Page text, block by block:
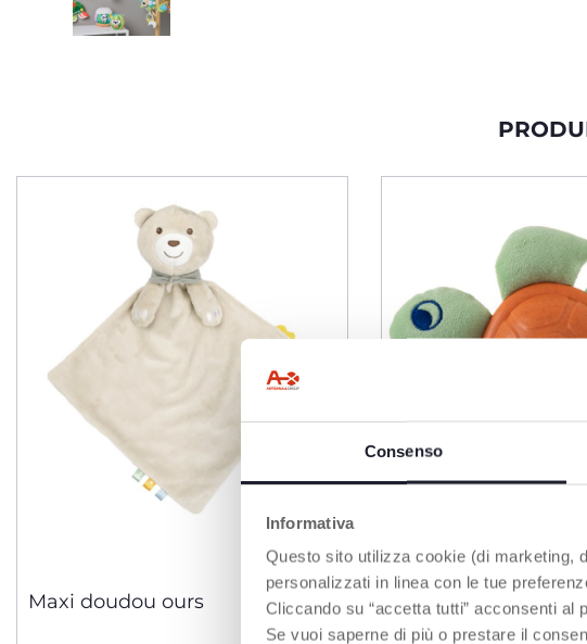
Consenso
Informativa
Questo sito utilizza cookie (di marketing,
personalizzati in linea con le tue
Cliccando su “accetta tutti” acconsenti al
Se vuoi saperne di più o prestare il
3 Couleurs
Maxi doudou ours Bébé Tortue